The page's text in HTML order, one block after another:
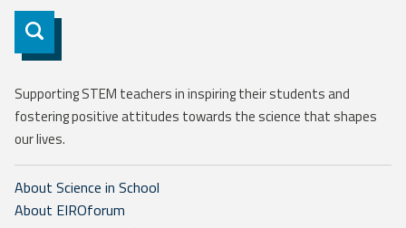
Subscribe
Supporting STEM teachers in inspiring their students and
fostering positive attitudes towards the science that shapes
our lives.
About Science in School
About EIROforum